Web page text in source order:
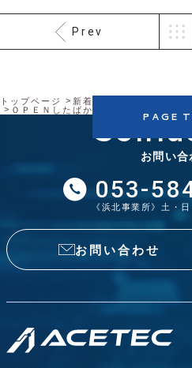
Prev
トップページ 新着情報
ＯＰＥＮしたばかりの大型スーパー行
お問い合
053-
《浜北事業所》土・
お問い合わせ
PAGE